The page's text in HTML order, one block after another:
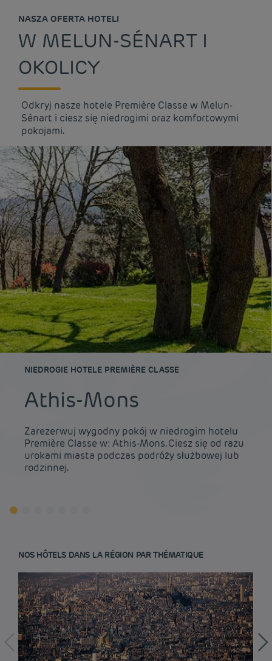
NASZA OFERTA HOTELI
W MELUN-SÉNART I
OKOLICY
Odkryj nasze hotele Première Classe w Melun-
Sénart i ciesz się niedrogimi oraz komfortowymi
pokojami.
NIEDROGIE HOTELE PREMIÈRE CLASSE
Athis-Mons
Zarezerwuj wygodny pokój w niedrogim hotelu
Première Classe w: Athis-Mons. Ciesz się od razu
urokami miasta podczas podróży służbowej lub
rodzinnej.
NOS HÔTELS DANS LA RÉGION PAR THÉMATIQUE